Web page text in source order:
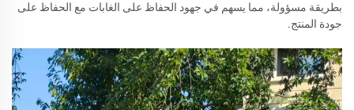
بطريقة مسؤولة، مما يسهم في جهود الحفاظ على الغابات مع الحفاظ على
جودة المنتج.